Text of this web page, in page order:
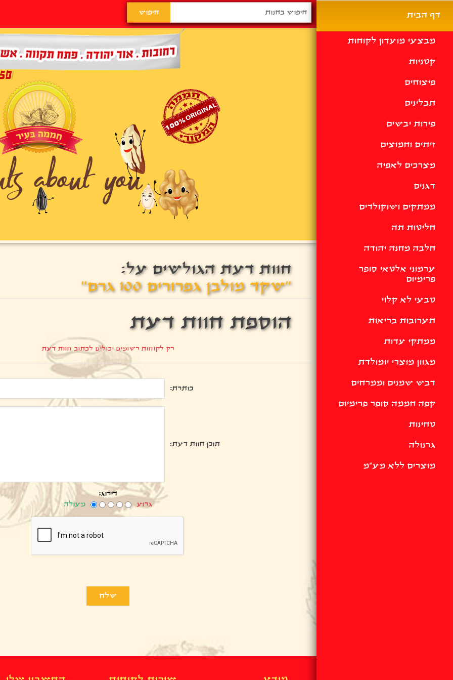
דף הבית
מבצעי מועדון לקוחות
קטניות
פיצוחים
תבלינים
פירות יבשים
זיתים וחמוצים
מצרכים לאפיה
דגנים
ממתקים ושוקולדים
חליטות תה
חלבה מחנה יהודה
ערמוני אלטאי סופר
פרימיום
טבעי לא קלוי
תערובות בריאות
ממתקי עדות
מגוון מוצרי יומולדת
דבש שמנים וממרחים
קפה חממה סופר פרימיום
טחינות
גרנולה
מוצרים ללא מע"מ
חוות דעת הגולשים על:
שקד מולבן גפרורים 100 גרם
הוספת חוות דעת
רק לקוחות רשומים יכולים לכתוב חוות דעת
כותרת:
תוכן חוות דעת:
דירוג:
גרוע
מעולה